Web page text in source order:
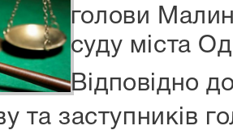
голови
суду міста
Відповідно
та заступників